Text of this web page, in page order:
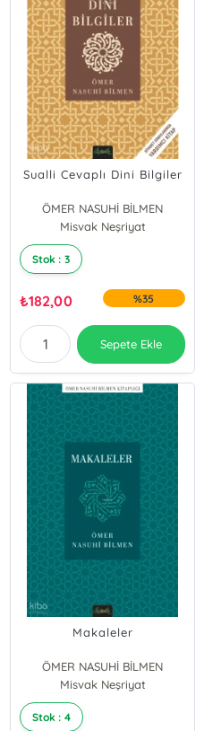
Sualli Cevaplı Dini Bilgiler
ÖMER NASUHİ BİLMEN
Misvak Neşriyat
Stok : 3
₺182,00 %35
Sepete Ekle
Makaleler
ÖMER NASUHİ BİLMEN
Misvak Neşriyat
Stok : 4